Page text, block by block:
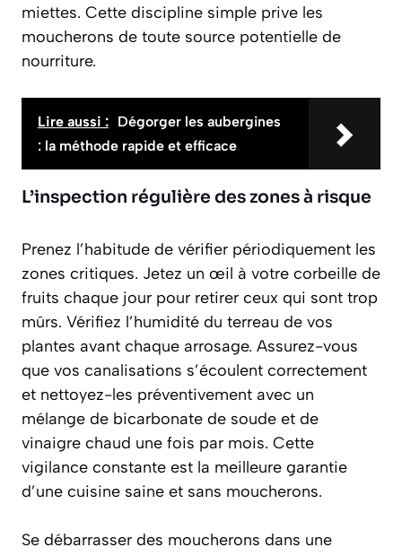
miettes. Cette discipline simple prive les
moucherons de toute source potentielle de
nourriture.
Lire aussi : Dégorger les aubergines
: la méthode rapide et efficace
L’inspection régulière des zones à risque
Prenez l’habitude de vérifier périodiquement les
zones critiques. Jetez un œil à votre corbeille de
fruits chaque jour pour retirer ceux qui sont trop
mûrs. Vérifiez l’humidité du terreau de vos
plantes avant chaque arrosage. Assurez-vous
que vos canalisations s’écoulent correctement
et nettoyez-les préventivement avec un
mélange de bicarbonate de soude et de
vinaigre chaud une fois par mois. Cette
vigilance constante est la meilleure garantie
d’une cuisine saine et sans moucherons.
Se débarrasser des moucherons dans une